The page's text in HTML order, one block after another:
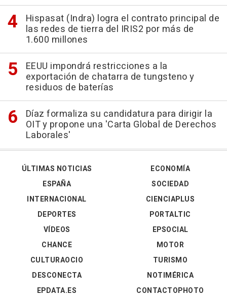
Hispasat (Indra) logra el contrato principal de
las redes de tierra del IRIS2 por más de
1.600 millones
EEUU impondrá restricciones a la
exportación de chatarra de tungsteno y
residuos de baterías
Díaz formaliza su candidatura para dirigir la
OIT y propone una 'Carta Global de Derechos
Laborales'
ÚLTIMAS NOTICIAS
ESPAÑA
INTERNACIONAL
DEPORTES
VÍDEOS
ECONOMÍA
SOCIEDAD
CIENCIAPLUS
PORTALTIC
EPSOCIAL
CHANCE
CULTURAOCIO
DESCONECTA
EPDATA.ES
MOTOR
TURISMO
NOTIMÉRICA
CONTACTOPHOTO